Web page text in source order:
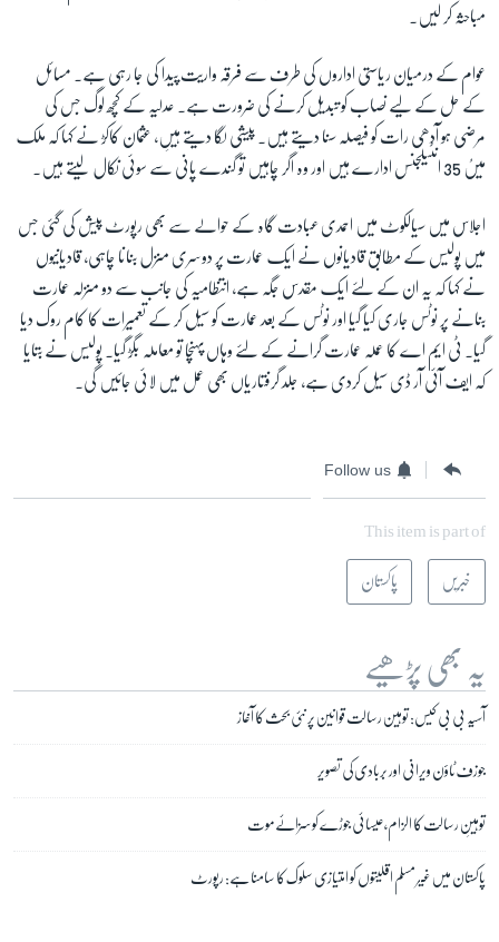
مباحثہ کر لیں۔
عوام کے درمیان ریاستی اداروں کی طرف سے فرقہ واریت پیدا کی جا رہی ہے۔ مسائل
کے حل کے لیے نصاب کو تبدیل کرنے کی ضرورت ہے۔ عدلیہ کے کچھ لوگ جس کی
مرضی ہو آدھی رات کو فیصلہ سنا دیتے ہیں۔ پیشی لگا دیتے ہیںِ، عثمان کاکڑ نے کہا کہ ملک
میںُ 35 انٹیلجنس ادارے ہیں اور وہ اگر چاہیں تو گندے پانی سے سوئی نکال لیتے ہیں۔
اجلاس میں سیالکوٹ میں احمدی عبادت گاہ کے حوالے سے بھی رپورٹ پیش کی گئی جس
میں پولیس کے مطابق قادیانوں نے ایک عمارت پر دوسری منزل بنانا چاہی، قادیانیوں
نے کہا کہ یہ ان کے لئے ایک مقدس جگہ ہے، انتظامیہ کی جانب سے دو منزلہ عمارت
بنانے پر نوٹس جاری کیا گیا اور نوٹس کے بعد عمارت کو سیل کر کے تعمیرات کا کام روک دیا
گیا۔ ٹی ایم اے کا عملہ عمارت گرانے کے لئے وہاں پہنچا تو معاملہ بگڑ گیا۔ پولیس نے بتایا
کہ ایف آئی آر ڈی سیل کردی ہے، جلد گرفتاریاں بھی عمل میں لائی جائیں گی۔
Follow us
This item is part of
خبریں پاکستان
یہ بھی پڑھیے
آسیہ بی بی کیس: توہین رسالت قوانین پر نئی بحث کا آغاز
جوزف ٹاؤن ویرانی اور بربادی کی تصویر
توہینِ رسالت کا الزام، عیسائی جوڑے کو سزائے موت
پاکستان میں غیر مسلم اقلیتوں کو امتیازی سلوک کا سامنا ہے: رپورٹ